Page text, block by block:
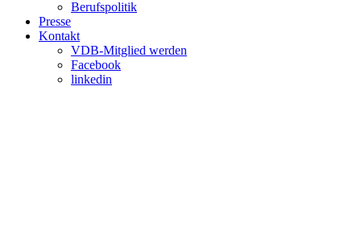
Berufspolitik
Presse
Kontakt
VDB-Mitglied werden
Facebook
linkedin